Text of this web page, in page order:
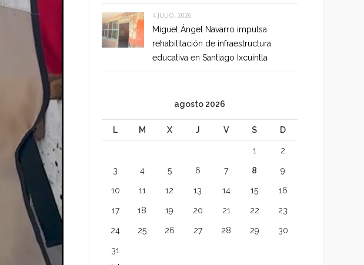
4 JULIO, 2026
Miguel Ángel Navarro impulsa
rehabilitación de infraestructura
educativa en Santiago Ixcuintla
agosto 2026
L M X J V S D
1 2
3 4 5 6 7 8 9
10 11 12 13 14 15 16
17 18 19 20 21 22 23
24 25 26 27 28 29 30
31